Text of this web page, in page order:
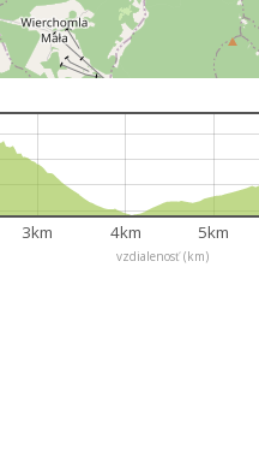
vzdialenosť (km)
3km 4km 5km